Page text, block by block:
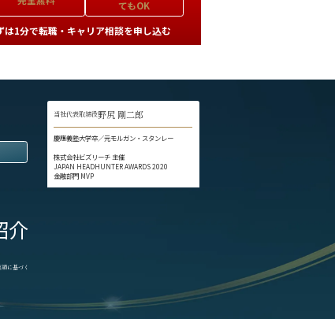
てもOK
は1分で転職・キャリア相談を申し込む
介
に基づく
当社代表取締役野尻 剛二郎
慶應義塾大学卒／元モルガン・スタンレー
株式会社ビズリーチ 主催
JAPAN HEADHUNTER AWARDS 2020
金融部門 MVP